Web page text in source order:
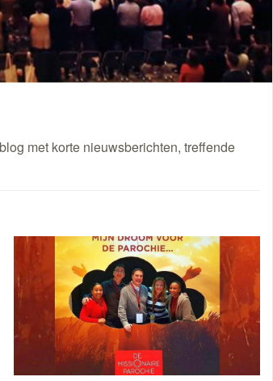
met korte nieuwsberichten, treffende